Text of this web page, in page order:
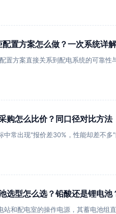
置方案怎么做？一次系统详解
置方案直接关系到配电系统的可靠
购怎么比价？同口径对比方法
中常出现"报价差30%，性能却差不
选型怎么选？铅酸还是锂电池
站和配电室的操作电源，其蓄电池组